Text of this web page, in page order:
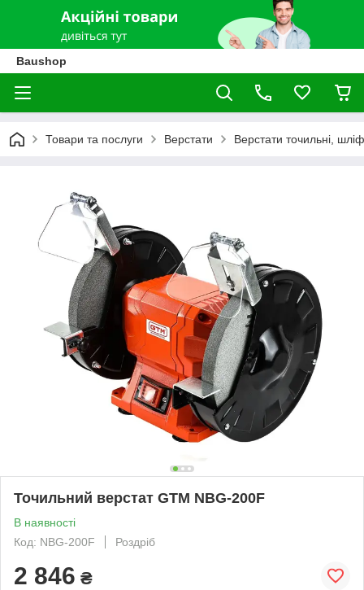
Baushop
Товари та послуги Верстати Верстати точильні,
Точильний верстат GTM NBG-200F
В наявності
Код: NBG-200F
Роздріб
2 846 ₴